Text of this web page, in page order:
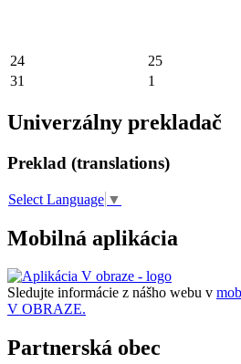
24 25
31
1
Univerzálny prekladač
Preklad (translations)
Select Language ▼
Mobilná aplikácia
Sledujte informácie z nášho webu v
V OBRAZE.
Partnerská obec